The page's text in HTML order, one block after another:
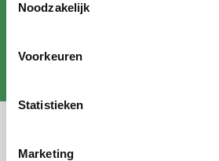
Noodzakelijk
Voorkeuren
Statistieken
Marketing